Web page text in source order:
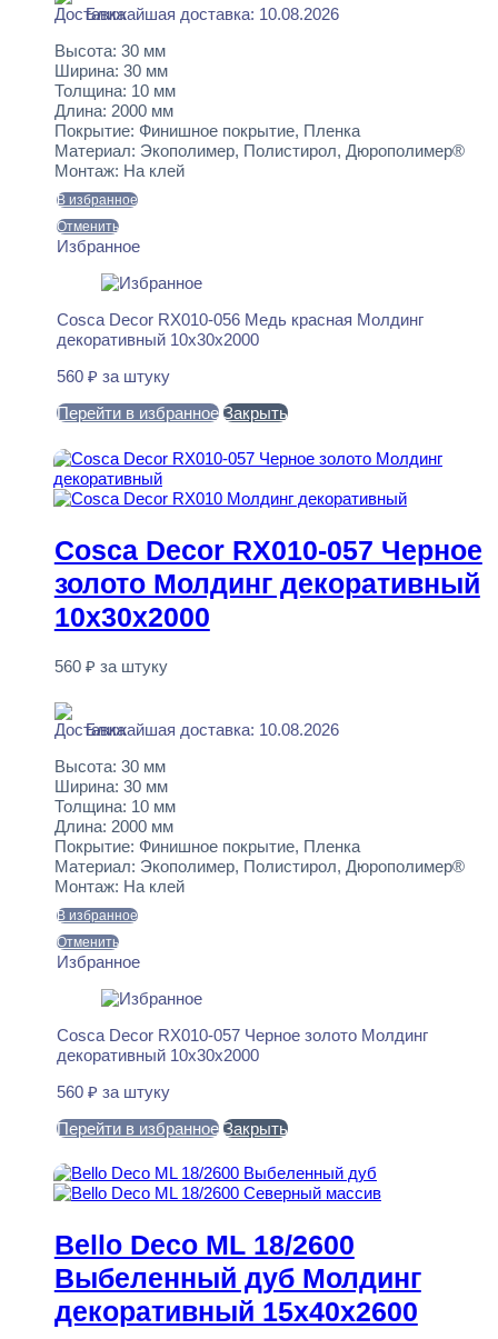
Ближайшая доставка: 10.08.2026
Высота: 30 мм
Ширина: 30 мм
Толщина: 10 мм
Длина: 2000 мм
Покрытие: Финишное покрытие, Пленка
Материал: Экополимер, Полистирол, Дюрополимер®
Монтаж: На клей
В избранное
Отменить
Избранное
Cosca Decor RX010-056 Медь красная Молдинг
декоративный 10x30x2000
560 ₽ за штуку
Перейти в избранное Закрыть
Cosca Decor RX010-057 Черное
золото Молдинг декоративный
10x30x2000
560 ₽ за штуку
Ближайшая доставка: 10.08.2026
Высота: 30 мм
Ширина: 30 мм
Толщина: 10 мм
Длина: 2000 мм
Покрытие: Финишное покрытие, Пленка
Материал: Экополимер, Полистирол, Дюрополимер®
Монтаж: На клей
В избранное
Отменить
Избранное
Cosca Decor RX010-057 Черное золото Молдинг
декоративный 10x30x2000
560 ₽ за штуку
Перейти в избранное Закрыть
Bello Deco ML 18/2600
Выбеленный дуб Молдинг
декоративный 15x40x2600